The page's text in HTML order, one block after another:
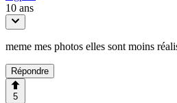
10 ans
meme mes photos elles sont moins
Répondre
5